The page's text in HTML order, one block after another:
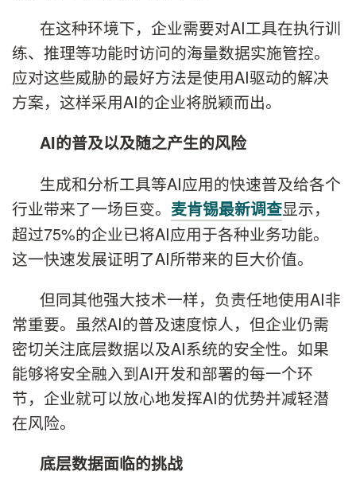
在这种环境下，企业需要对AI工具在执行训
练、推理等功能时访问的海量数据实施管控。
应对这些威胁的最好方法是使用AI驱动的解决
方案，这样采用AI的企业将脱颖而出。
AI的普及以及随之产生的风险
生成和分析工具等AI应用的快速普及给各个
行业带来了一场巨变。 麦肯锡最新调查显示，
超过75%的企业已将AI应用于各种业务功能。
这一快速发展证明了AI所带来的巨大价值。
但同其他强大技术一样，负责任地使用AI非
常重要。虽然AI的普及速度惊人，但企业仍需
密切关注底层数据以及AI系统的安全性。如果
能够将安全融入到AI开发和部署的每一个环
节，企业就可以放心地发挥AI的优势并减轻潜
在风险。
底层数据面临的挑战